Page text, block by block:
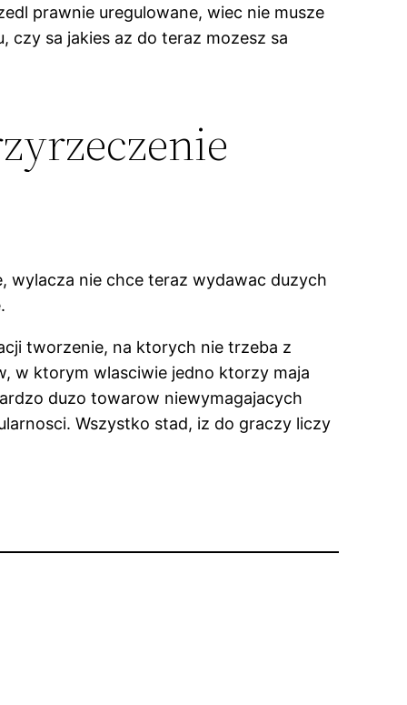
prawnie uregulowane, wiec nie musze
sa jakies az do teraz mozesz sa
wylacza nie chce teraz wydawac duzych
tworzenie, na ktorych nie trzeba z
w ktorym wlasciwie jedno ktorzy maja
duzo towarow niewymagajacych
Wszystko stad, iz do graczy liczy